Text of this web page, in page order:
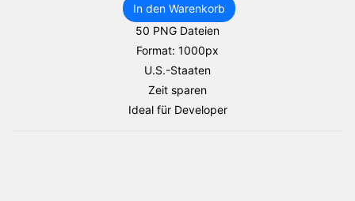
3D
Round
PNG
Medium
Flaggen
In den Warenkorb
50 PNG Dateien
Format: 1000px
U.S.-Staaten
Zeit sparen
Ideal für Developer